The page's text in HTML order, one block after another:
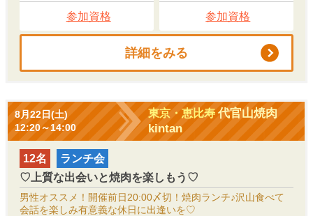
参加資格 参加資格
詳細をみる
8月22日(土)
12:20～14:00
東京・恵比寿代官山焼肉
kintan
12名
ランチ会
♡上質な出会いと焼肉を楽しもう♡
男性オススメ！開催前日20:00〆切！焼肉ランチ♪沢山食べて
会話を楽しみ有意義な休日に出逢いを♡